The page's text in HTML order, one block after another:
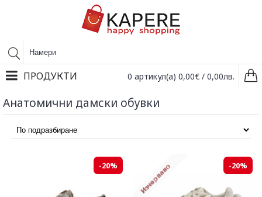
0 артикул(а) 0,00€ / 0,00лв.
ПРОДУКТИ
Анатомични дамски обувки
-20% -20%